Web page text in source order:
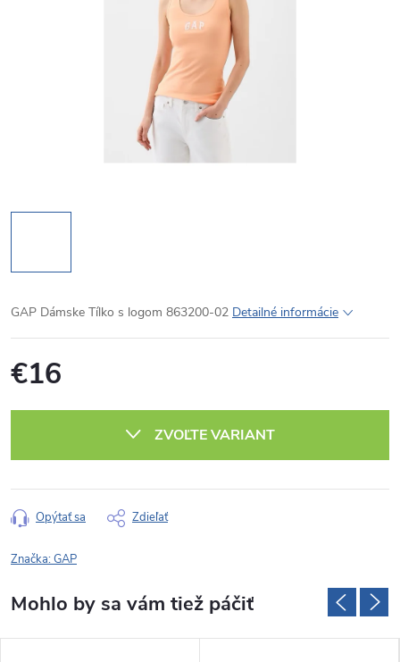
GAP Dámske Tílko s logom 863200-02 Detailné informácie
€16
ZVOĽTE VARIANT
Opýtať sa Zdieľať
Značka:GAP